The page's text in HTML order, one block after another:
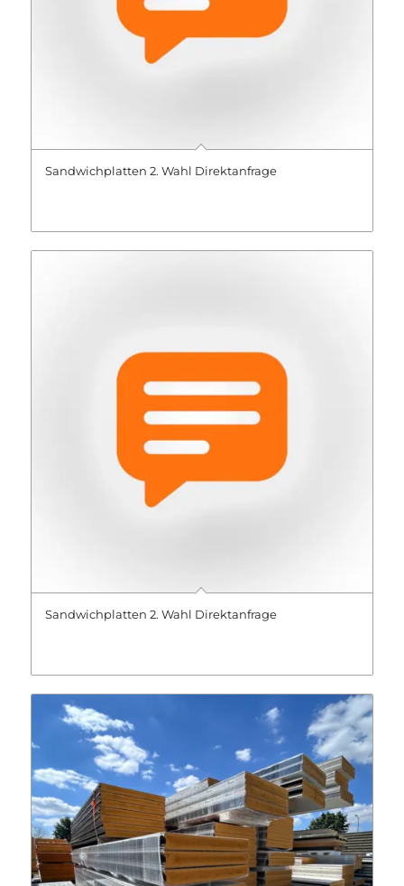
Sandwichplatten 2. Wahl Direktanfrage
Sandwichplatten 2. Wahl Direktanfrage